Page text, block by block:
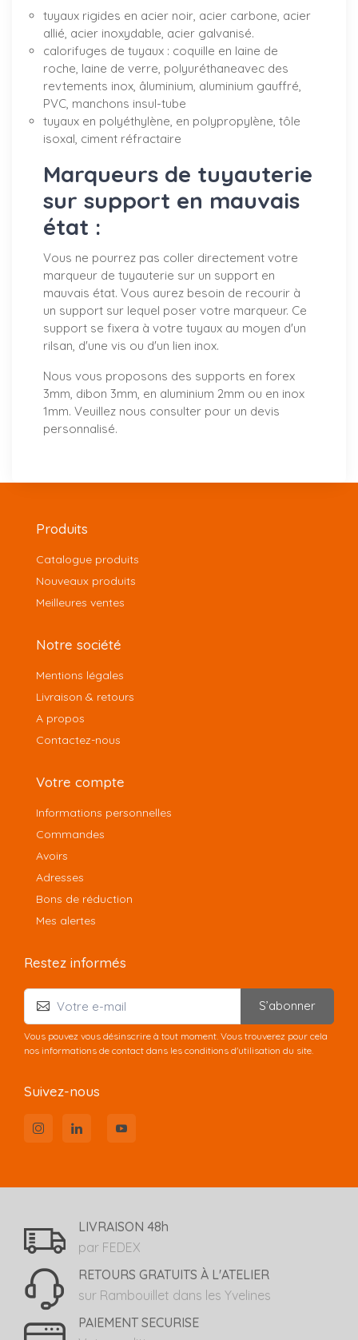
tuyaux rigides en acier noir, acier carbone, acier
allié, acier inoxydable, acier galvanisé.
calorifuges de tuyaux : coquille en laine de
roche, laine de verre, polyuréthaneavec des
revtements inox, âluminium, aluminium gauffré,
PVC, manchons insul-tube
tuyaux en polyéthylène, en polypropylène, tôle
isoxal, ciment réfractaire
Marqueurs de tuyauterie
sur support en mauvais
état :
Vous ne pourrez pas coller directement votre
marqueur de tuyauterie sur un support en
mauvais état. Vous aurez besoin de recourir à
un support sur lequel poser votre marqueur. Ce
support se fixera à votre tuyaux au moyen d'un
rilsan, d'une vis ou d'un lien inox.
Nous vous proposons des supports en forex
3mm, dibon 3mm, en aluminium 2mm ou en inox
1mm. Veuillez nous consulter pour un devis
personnalisé.
Produits
Catalogue produits
Nouveaux produits
Meilleures ventes
Notre société
Mentions légales
Livraison & retours
A propos
Contactez-nous
Votre compte
Informations personnelles
Commandes
Avoirs
Adresses
Bons de réduction
Mes alertes
Restez informés
S’abonner
Vous pouvez vous désinscrire à tout moment. Vous trouverez pour cela
nos informations de contact dans les conditions d'utilisation du site.
Suivez-nous
LIVRAISON 48h
par FEDEX
RETOURS GRATUITS À L'ATELIER
sur Rambouillet dans les Yvelines
PAIEMENT SECURISE